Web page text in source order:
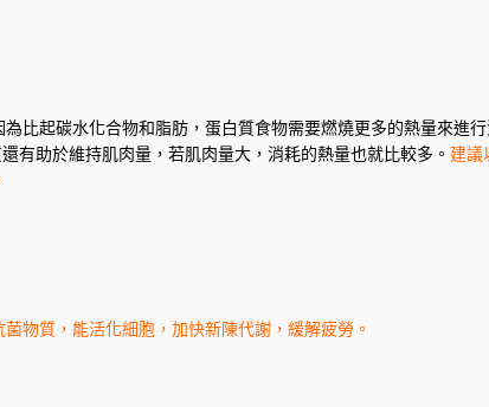
比起碳水化合物和脂肪，蛋白質食物需要燃燒更多的熱量來進
有助於維持肌肉量，若肌肉量大，消耗的熱量也就比較多。 建議
物質，能活化細胞，加快新陳代謝，緩解疲勞。